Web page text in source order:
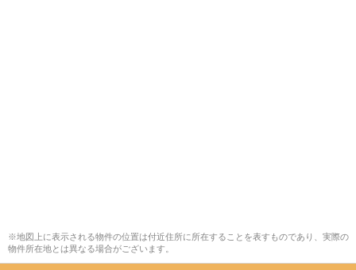
※地図上に表示される物件の位置は付近住所に所在することを表すものであり、実際の
物件所在地とは異なる場合がございます。